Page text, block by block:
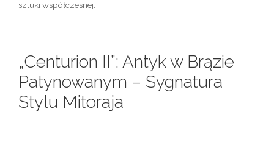
sztuki współczesnej
„Centurion II”: Antyk w Brązie
Patynowanym – Sygnatura
Stylu Mitoraja